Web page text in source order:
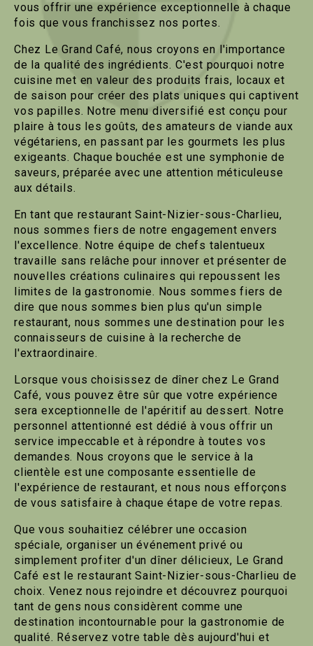
vous offrir une expérience exceptionnelle à chaque
fois que vous franchissez nos portes.
Chez Le Grand Café, nous croyons en l'importance
de la qualité des ingrédients. C'est pourquoi notre
cuisine met en valeur des produits frais, locaux et
de saison pour créer des plats uniques qui captivent
vos papilles. Notre menu diversifié est conçu pour
plaire à tous les goûts, des amateurs de viande aux
végétariens, en passant par les gourmets les plus
exigeants. Chaque bouchée est une symphonie de
saveurs, préparée avec une attention méticuleuse
aux détails.
En tant que restaurant Saint-Nizier-sous-Charlieu,
nous sommes fiers de notre engagement envers
l'excellence. Notre équipe de chefs talentueux
travaille sans relâche pour innover et présenter de
nouvelles créations culinaires qui repoussent les
limites de la gastronomie. Nous sommes fiers de
dire que nous sommes bien plus qu'un simple
restaurant, nous sommes une destination pour les
connaisseurs de cuisine à la recherche de
l'extraordinaire.
Lorsque vous choisissez de dîner chez Le Grand
Café, vous pouvez être sûr que votre expérience
sera exceptionnelle de l'apéritif au dessert. Notre
personnel attentionné est dédié à vous offrir un
service impeccable et à répondre à toutes vos
demandes. Nous croyons que le service à la
clientèle est une composante essentielle de
l'expérience de restaurant, et nous nous efforçons
de vous satisfaire à chaque étape de votre repas.
Que vous souhaitiez célébrer une occasion
spéciale, organiser un événement privé ou
simplement profiter d'un dîner délicieux, Le Grand
Café est le restaurant Saint-Nizier-sous-Charlieu de
choix. Venez nous rejoindre et découvrez pourquoi
tant de gens nous considèrent comme une
destination incontournable pour la gastronomie de
qualité. Réservez votre table dès aujourd'hui et